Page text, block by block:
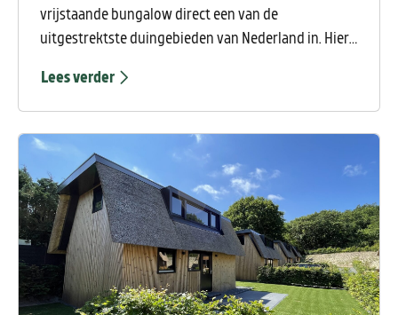
vrijstaande bungalow direct een van de
uitgestrektste duingebieden van Nederland in. Hier
wandel-, fiets en mountainbiketochten.
Lees verder